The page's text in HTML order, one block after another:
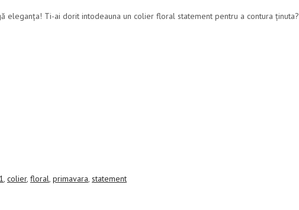
eleganța! Ti-ai dorit intodeauna un colier floral statement pentru a contura ținuta?
, colier, floral, primavara, statement